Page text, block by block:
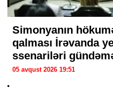
Simonyanın
qalması İrəvanda
ssenariləri
05 avqust 2026 19:51